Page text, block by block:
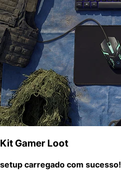
Kit Gamer Loot
setup carregado com sucesso!